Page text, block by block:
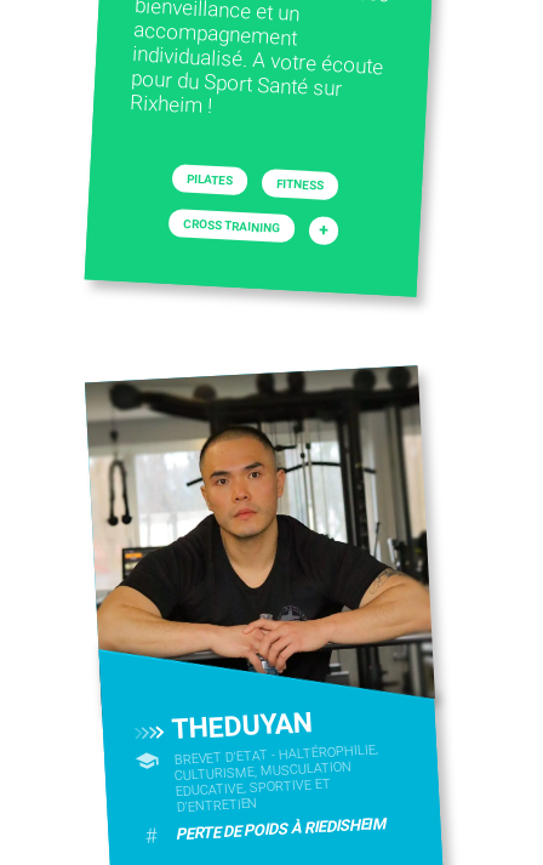
Rixheim !
PILATES FITNESS
CROSS TRAINING +
THEDUYAN
BREVET D'ETAT - HALTÉROPHILIE,
CULTURISME, MUSCULATION
EDUCATIVE, SPORTIVE ET
D'ENTRETIEN
# PERTE DE POIDS À RIEDISHEIM